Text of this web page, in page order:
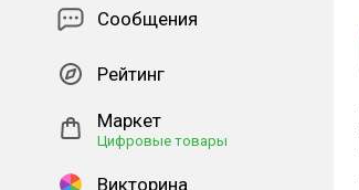
Сообщения
Рейтинг
Маркет
Цифровые товары
Викторина